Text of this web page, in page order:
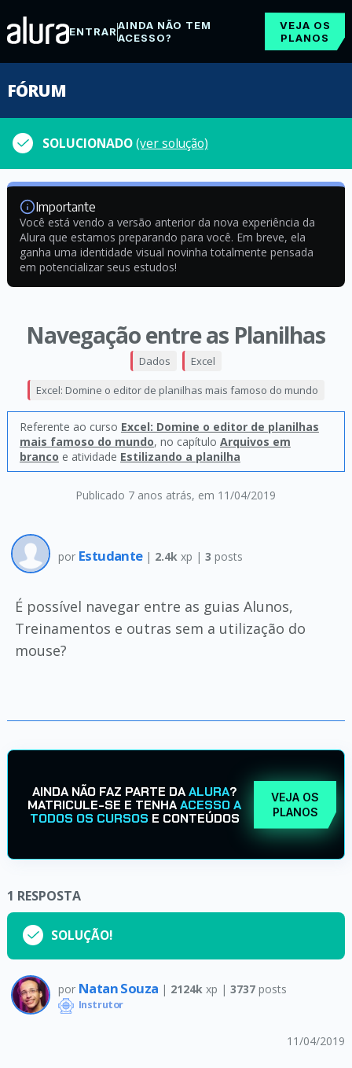
ENTRARAINDA NÃO TEM
ACESSO?
VEJA OS
PLANOS
FÓRUM
SOLUCIONADO(ver solução)
Importante
Você está vendo a versão anterior da nova experiência da
Alura que estamos preparando para você. Em breve, ela
ganha uma identidade visual novinha totalmente pensada
em potencializar seus estudos!
Navegação entre as Planilhas
Publicado 7 anos atrás, em 11/04/2019
Dados Excel
Excel: Domine o editor de planilhas mais famoso do mundo
Referente ao curso Excel: Domine o editor de planilhas
mais famoso do mundo, no capítulo Arquivos em
branco e atividade Estilizando a planilha
por Estudante | 2.4k xp | 3 posts
É possível navegar entre as guias Alunos,
Treinamentos e outras sem a utilização do
mouse?
AINDA NÃO FAZ PARTE DAALURA?
MATRICULE-SE E TENHAACESSO A
TODOS OS CURSOS E CONTEÚDOS
VEJA OS
PLANOS
1 RESPOSTA
SOLUÇÃO!
por Natan Souza | 2124k xp | 3737posts
Instrutor
11/04/2019